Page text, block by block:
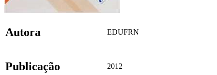
Autora EDUFRN
Publicação 2012